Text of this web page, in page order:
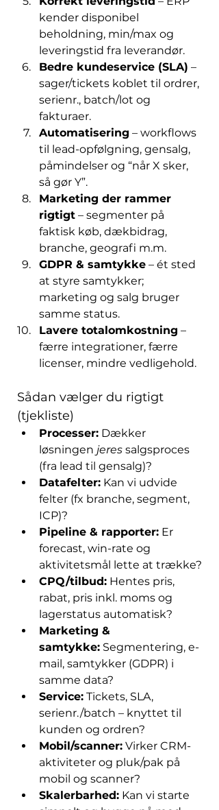
kender disponibel
beholdning, min/max og
leveringstid fra leverandør.
Bedre kundeservice (SLA) –
sager/tickets koblet til ordrer,
serienr., batch/lot og
fakturaer.
Automatisering – workflows
til lead-opfølgning, gensalg,
påmindelser og “når X sker,
så gør Y”.
Marketing der rammer
rigtigt – segmenter på
faktisk køb, dækbidrag,
branche, geografi m.m.
GDPR & samtykke – ét sted
at styre samtykker;
marketing og salg bruger
samme status.
Lavere totalomkostning –
færre integrationer, færre
licenser, mindre vedligehold.
Sådan vælger du rigtigt
(tjekliste)
Processer: Dækker
løsningen jeres salgsproces
(fra lead til gensalg)?
Datafelter: Kan vi udvide
felter (fx branche, segment,
ICP)?
Pipeline & rapporter: Er
forecast, win-rate og
aktivitetsmål lette at trække?
CPQ/tilbud: Hentes pris,
rabat, pris inkl. moms og
lagerstatus automatisk?
Marketing &
samtykke: Segmentering, e-
mail, samtykker (GDPR) i
samme data?
Service: Tickets, SLA,
serienr./batch – knyttet til
kunden og ordren?
Mobil/scanner: Virker CRM-
aktiviteter og pluk/pak på
mobil og scanner?
Skalerbarhed: Kan vi starte